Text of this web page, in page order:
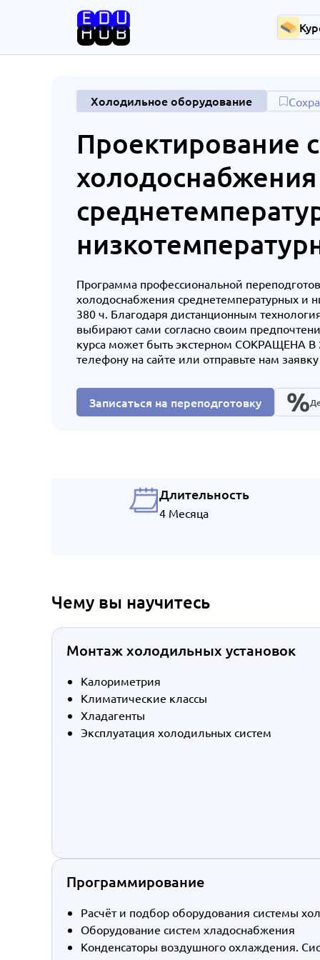
Холодильное оборудование
Проектирование
холодоснабжения
Программа профессиональной
холодоснабжения среднетемпературных и
380 ч. Благодаря дистанционным
выбирают сами согласно своим
курса может быть экстерном СОКРАЩЕНА В
телефону на сайте или отправьте нам
Записаться на переподготовку
Длительность
4 Месяца
Чему вы научитесь
Монтаж холодильных установок
Калориметрия
Климатические классы
Хладагенты
Эксплуатация холодильных систем
Программирование
Расчёт и подбор оборудования системы
Оборудование систем хладоснабжения
Конденсаторы воздушного охлаждения.